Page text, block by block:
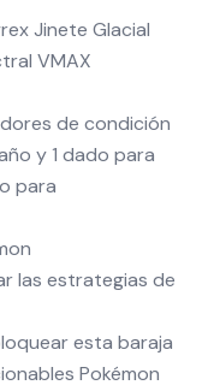
Jinete Glacial
VMAX
de condición
y 1 dado para
para
las estrategias de
esta baraja
Pokémon